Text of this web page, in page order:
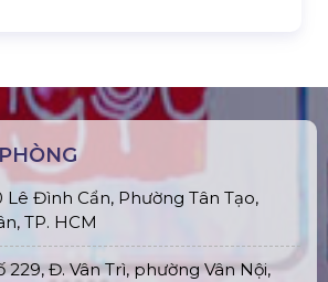
Lê Đình Cẩn, Phường Tân Tạo,
TP. HCM
229, Đ. Vân Trì, phường Vân Nội,